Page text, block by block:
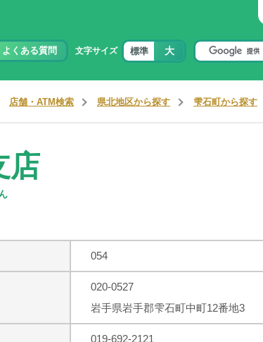
よくある質問 文字サイズ 標準 大
店舗・ATM検索 県北地区から探す 雫石町から探す
店
054
020-0527
岩手県岩手郡雫石町中町12番地3
019-692-2121